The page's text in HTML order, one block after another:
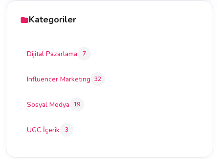
Kategoriler
Dijital Pazarlama 7
Influencer Marketing 32
Sosyal Medya 19
UGC İçerik 3